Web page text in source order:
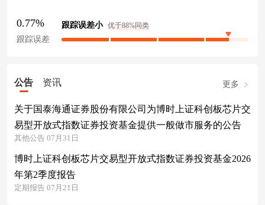
0.77%
跟踪误差
跟踪误差小 优于88%同类
公告 资讯 更多
关于国泰海通证券股份有限公司为博时上证科创板芯片交
易型开放式指数证券投资基金提供一般做市服务的公告
其他公告 07月31日
博时上证科创板芯片交易型开放式指数证券投资基金2026
年第2季度报告
定期报告 07月21日